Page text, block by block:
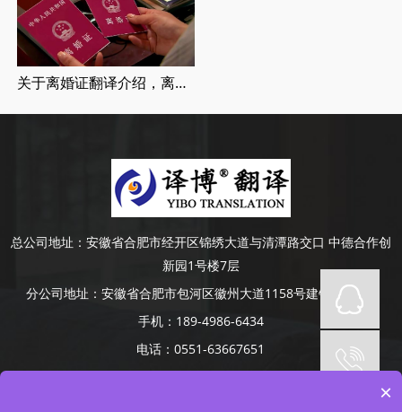
关于离婚证翻译介绍，离婚证翻译流程
总公司地址： 安徽省合肥市经开区锦绣大道与清潭路交口 中德合作创
新园1号楼7层
分公司地址： 安徽省合肥市包河区徽州大道1158号建银大厦4楼
手机： 189-4986-6434
电话：0551-63667651
×